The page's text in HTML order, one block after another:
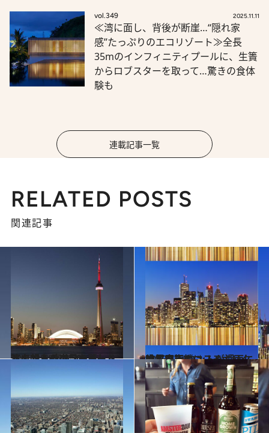
vol.349 2025.11.11
≪湾に面し、背後が断崖…“隠れ家
感”たっぷりのエコリゾート≫全長
35mのインフィニティプールに、生簀
からロブスターを取って…驚きの食体
験も
連載記事一覧
RELATED POSTS
関連記事
2015.3.18
トロントの夜景を麗しく演出する 高さ500メートルを超えるタワー
旅＆お出かけ 2013.11.5
世界屈指のコスモポリタン都市 トロントが湖面に映す摩天楼
旅＆お出かけ